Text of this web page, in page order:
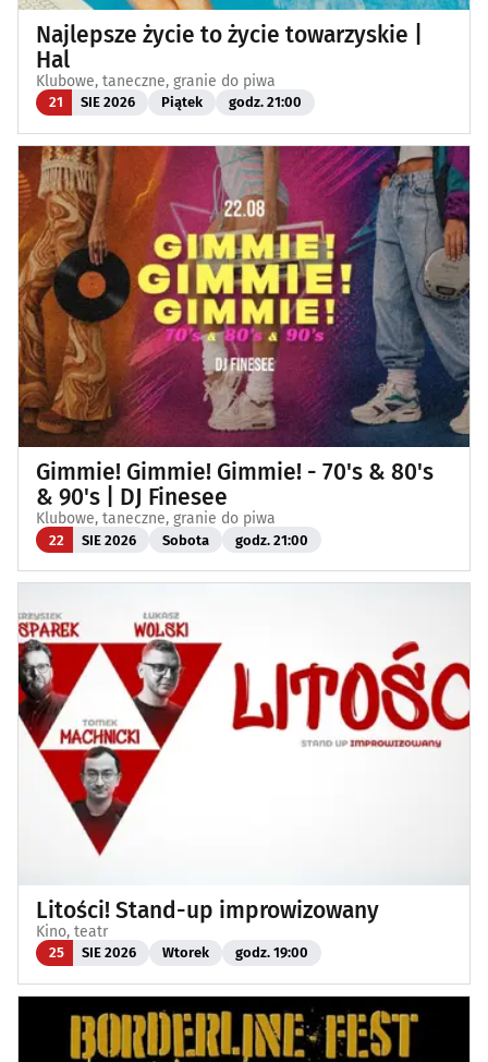
Najlepsze życie to życie towarzyskie |
Hal
Klubowe, taneczne, granie do piwa
21 SIE 2026 Piątek godz. 21:00
Gimmie! Gimmie! Gimmie! - 70's & 80's
& 90's | DJ Finesee
Klubowe, taneczne, granie do piwa
22 SIE 2026 Sobota godz. 21:00
Litości! Stand-up improwizowany
Kino, teatr
25 SIE 2026 Wtorek godz. 19:00